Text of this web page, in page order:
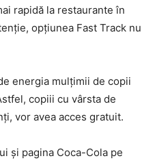
rapidă la restaurante în
opțiunea Fast Track nu
energia mulțimii de copii
copiii cu vârsta de
vor avea acces gratuit.
și pagina Coca-Cola pe